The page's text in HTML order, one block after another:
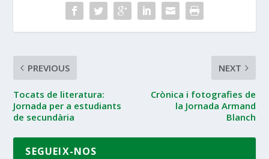
PREVIOUS
Tocats de literatura:
Jornada per a estudiants
de secundària
NEXT
Crònica i fotografies de
la Jornada Armand
Blanch
SEGUEIX-NOS